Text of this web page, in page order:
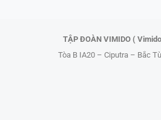
TẬP ĐOÀN VIMIDO (
Tòa B IA20 – Ciputra – Bắc